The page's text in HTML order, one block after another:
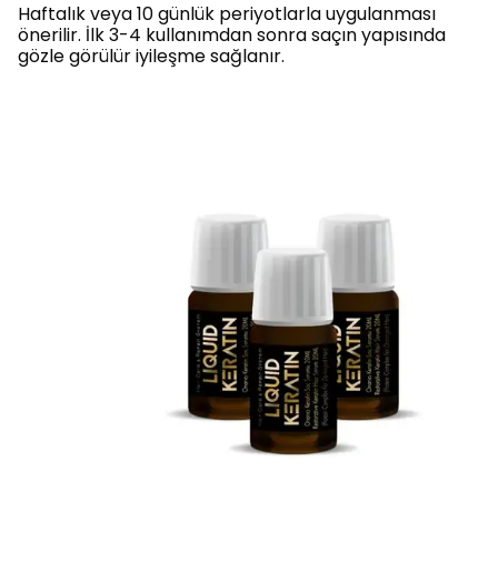
Haftalık veya 10 günlük periyotlarla uygulanması
önerilir. İlk 3-4 kullanımdan sonra saçın yapısında
gözle görülür iyileşme sağlanır.